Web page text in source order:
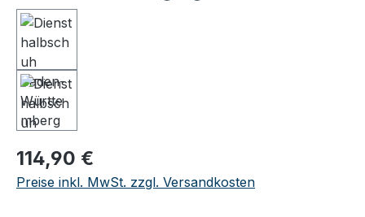
Regulärer Preis:
114,90 €
Preise inkl. MwSt. zzgl. Versandkosten